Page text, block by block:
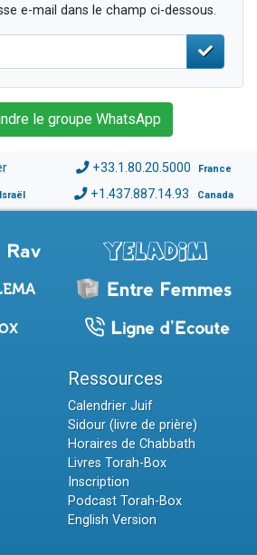
e-mail dans le champ ci-dessous.
le groupe WhatsApp
+33.1.80.20.5000 France
Israël +1.437.887.14.93 Canada
Ressources
Calendrier Juif
Sidour (livre de prière)
Horaires de Chabbath
Livres Torah-Box
Inscription
Podcast Torah-Box
English Version